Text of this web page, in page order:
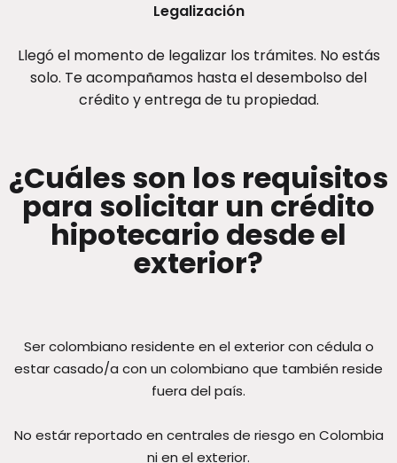
Legalización
Llegó el momento de legalizar los trámites. No estás
solo. Te acompañamos hasta el desembolso del
crédito y entrega de tu propiedad.
¿Cuáles son los requisitos
para solicitar un crédito
hipotecario desde el
exterior?
Ser colombiano residente en el exterior con cédula o
estar casado/a con un colombiano que también reside
fuera del país.
No estár reportado en centrales de riesgo en Colombia
ni en el exterior.